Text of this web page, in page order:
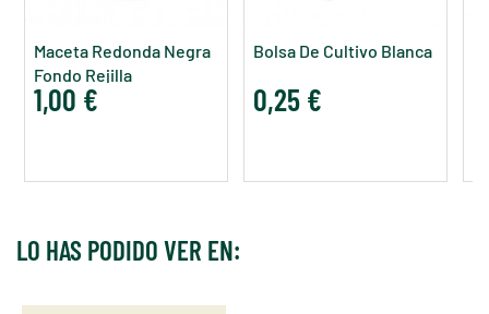
Maceta Redonda Negra
Fondo Rejilla
1,00 €
Bolsa De Cultivo Blanca
0,25 €
LO HAS PODIDO VER EN: